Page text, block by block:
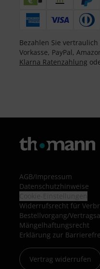
Bezahlen Sie
Vorkasse, PayPal,
Klarna Ratenzahlung
AGB/Impressum
Datenschutzhinweise
Widerrufsrecht für
Bestellvorgang/
Mängelhaftungsrecht
Erklärung zur
Vertrag widerrufen